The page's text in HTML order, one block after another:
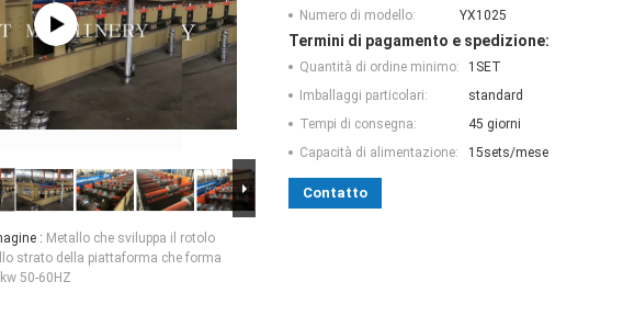
: Metallo che sviluppa il rotolo
strato della piattaforma che forma
50-60HZ
Numero di modello:
YX1025
Termini di pagamento e spedizione:
Quantità di ordine minimo:
1SET
Imballaggi particolari:
standard
Tempi di consegna:
45 giorni
Capacità di alimentazione:
15sets/mese
Contatto